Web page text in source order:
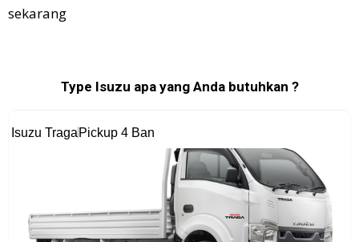
sekarang
Type Isuzu apa yang Anda butuhkan ?
Isuzu Traga Pickup 4 Ban